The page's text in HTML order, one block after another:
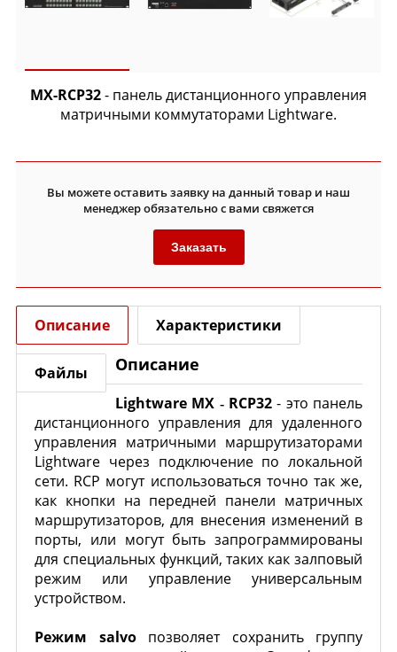
MX-RCP32- панель дистанционного управления
матричными коммутаторами Lightware.
Вы можете оставить заявку на данный товар и наш
менеджер обязательно с вами свяжется
Заказать
Описание Характеристики
Файлы Описание
Lightware MX ‑ RCP32 - это панель
дистанционного управления для удаленного
управления матричными маршрутизаторами
Lightware через подключение по локальной
сети. RCP могут использоваться точно так же,
как кнопки на передней панели матричных
маршрутизаторов, для внесения изменений в
порты, или могут быть запрограммированы
для специальных функций, таких как залповый
режим или управление универсальным
устройством.
Режим
salvoпозволяет сохранить группу